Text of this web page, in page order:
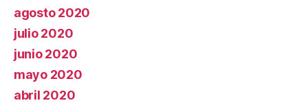
agosto 2020
julio 2020
junio 2020
mayo 2020
abril 2020